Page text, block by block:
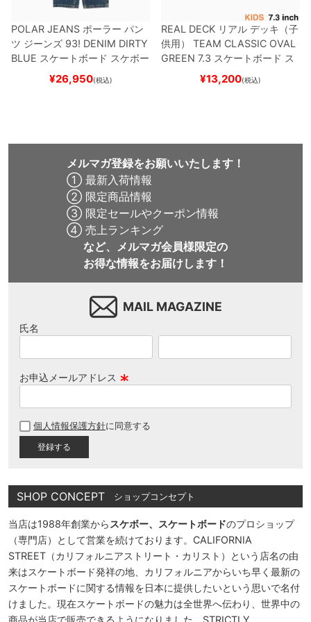
POLAR JEANS ポーラー パン
ツ ジーンズ 93! DENIM DIRTY
BLUE スケートボード スケボー
¥26,950(税込)
REAL DECK リアル デッキ（子
供用）
TEAM CLASSIC OVAL
GREEN 7.3 スケートボード ス
¥13,200(税込)
メルマガ登録をお願いいたします！
① 最新入荷情報
② 限定商品情報
③ 限定セールやクーポン情報
④ 売上ランキング
など、メルマガ会員様限定の
お得な情報をお届けします！
MAIL MAGAZINE
氏名
お申込メールアドレス
須
個人情報保護方針に同意する
SHOP CONCEPT ショップコンセプト
当店は1988年創業から スケボー、スケートボードのプロショップ
（専門店）として営業を続けております。CALIFORNIA
STREET（カリフォルニアストリート・カリスト）という店名の由
来はスケートボード発祥の地、カリフォルニアからいち早く最新の
スケートボードに関する情報を日本に提供したいという思いで名付
けました。現在スケートボードの魅力は全世界へ伝わり、世界中の
商品が当店で販売できるようになりました。STRICTLY